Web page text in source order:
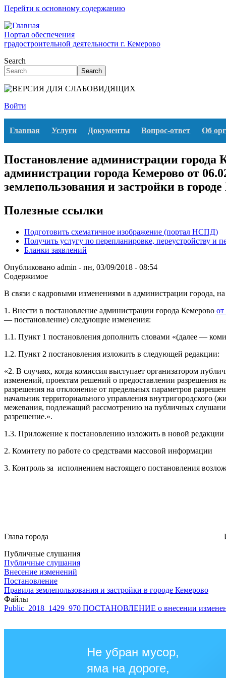
Перейти к основному содержанию
Портал обеспечения
градостроительной деятельности г. Кемерово
Search
Search
Войти
Главная Услуги Документы Вопрос-ответ Об
Постановление администрации города
администрации города Кемерово от
землепользования и застройки в
Полезные ссылки
Подготовить схематичное изображение (портал НСПД)
Получить услугу по перепланировке, переустройству и
Бланки заявлений
Опубликовано admin - пн, 03/09/2018 - 08:54
Содержимое
В связи с кадровыми изменениями в администрации города,
1. Внести в постановление администрации города Кемерово
— постановление) следующие изменения:
1.1. Пункт 1 постановления дополнить словами «(далее —
1.2. Пункт 2 постановления изложить в следующей редакции:
«2. В случаях, когда комиссия выступает организатором
изменений, проектам решений о предоставлении разрешения
разрешения на отклонение от предельных параметров
начальник территориального управления внутригородского
межевания, подлежащий рассмотрению на публичных
разрешение.».
1.3. Приложение к постановлению изложить в новой
2. Комитету по работе со средствами массовой
3. Контроль за исполнением настоящего постановления
Глава города И.В.
Публичные слушания
Публичные слушания
Внесение изменений
Постановление
Правила землепользования и застройки в городе Кемерово
Файлы
Public_2018_1429_970 ПОСТАНОВЛЕНИЕ о внесении
Не убран мусор,
яма на дороге,